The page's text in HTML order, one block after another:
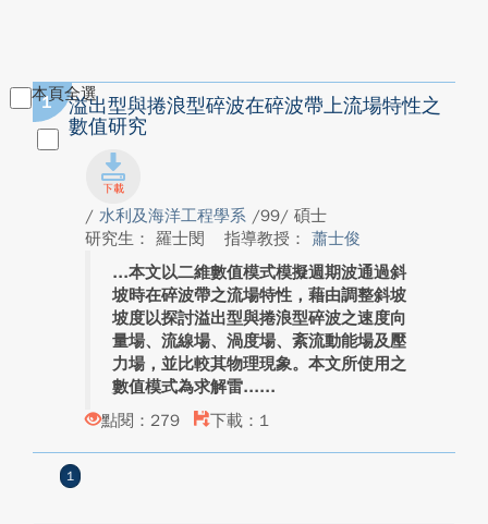
本頁全選
1
溢出型與捲浪型碎波在碎波帶上流場特性之
數值研究
/ 水利及海洋工程學系 /99/ 碩士
研究生： 羅士閔
指導教授： 蕭士俊
本文以二維數值模式模擬週期波通過斜
坡時在碎波帶之流場特性，藉由調整斜坡
坡度以探討溢出型與捲浪型碎波之速度向
量場、流線場、渦度場、紊流動能場及壓
力場，並比較其物理現象。本文所使用之
數值模式為求解雷...
點閱：279
下載：1
1